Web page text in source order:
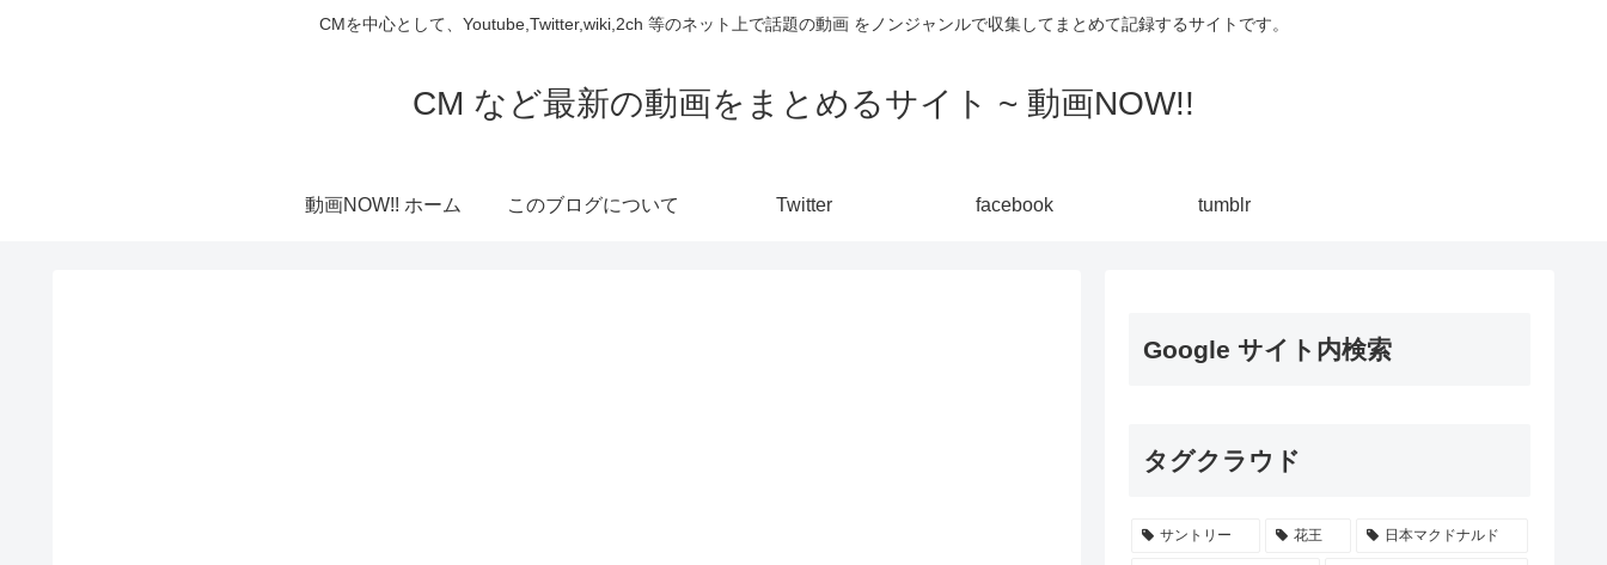
CMを中心として、Youtube,Twitter,wiki,2ch 等のネット上で話題の動画 をノンジャンルで収集してまとめて記録するサイトです。
CM など最新の動画をまとめるサイト ~ 動画NOW!!
動画NOW!! ホーム このブログについて Twitter facebook tumblr
Google サイト内検索
タグクラウド
サントリー 花王 日本マクドナルド